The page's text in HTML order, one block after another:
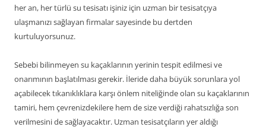
her an, her türlü su tesisatı işiniz için uzman bir tesisatçıya
ulaşmanızı sağlayan firmalar sayesinde bu dertden
kurtuluyorsunuz.
Sebebi bilinmeyen su kaçaklarının yerinin tespit edilmesi ve
onarımının başlatılması gerekir. İleride daha büyük sorunlara yol
açabilecek tıkanıklıklara karşı önlem niteliğinde olan su kaçaklarının
tamiri, hem çevrenizdekilere hem de size verdiği rahatsızlığa son
verilmesini de sağlayacaktır. Uzman tesisatçıların yer aldığı